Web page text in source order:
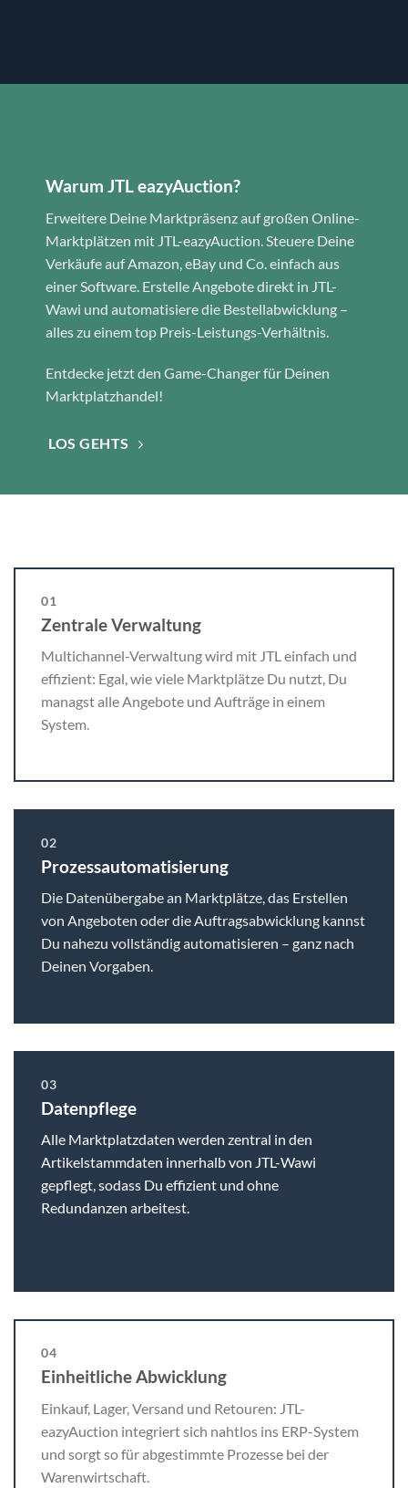
Warum JTL eazyAuction?
Erweitere Deine Marktpräsenz auf großen Online-
Marktplätzen mit JTL-eazyAuction. Steuere Deine
Verkäufe auf Amazon, eBay und Co. einfach aus
einer Software. Erstelle Angebote direkt in JTL-
Wawi und automatisiere die Bestellabwicklung –
alles zu einem top Preis-Leistungs-Verhältnis.
Entdecke jetzt den Game-Changer für Deinen
Marktplatzhandel!
LOS GEHTS
01
Zentrale Verwaltung
Multichannel-Verwaltung wird mit JTL einfach und
effizient: Egal, wie viele Marktplätze Du nutzt, Du
managst alle Angebote und Aufträge in einem
System.
02
Prozessautomatisierung
Die Datenübergabe an Marktplätze, das Erstellen
von Angeboten oder die Auftragsabwicklung kannst
Du nahezu vollständig automatisieren – ganz nach
Deinen Vorgaben.
03
Datenpflege
Alle Marktplatzdaten werden zentral in den
Artikelstammdaten innerhalb von JTL-Wawi
gepflegt, sodass Du effizient und ohne
Redundanzen arbeitest.
04
Einheitliche Abwicklung
Einkauf, Lager, Versand und Retouren: JTL-
eazyAuction integriert sich nahtlos ins ERP-System
und sorgt so für abgestimmte Prozesse bei der
Warenwirtschaft.